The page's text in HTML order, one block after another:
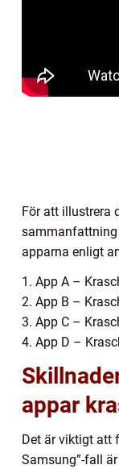
För att illustrera
sammanfattning
apparna enligt
1. App A –
2. App B –
3. App C –
4. App D –
appar
Det är viktigt att
Samsung”-fall